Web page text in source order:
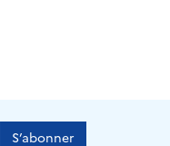
S’abonner